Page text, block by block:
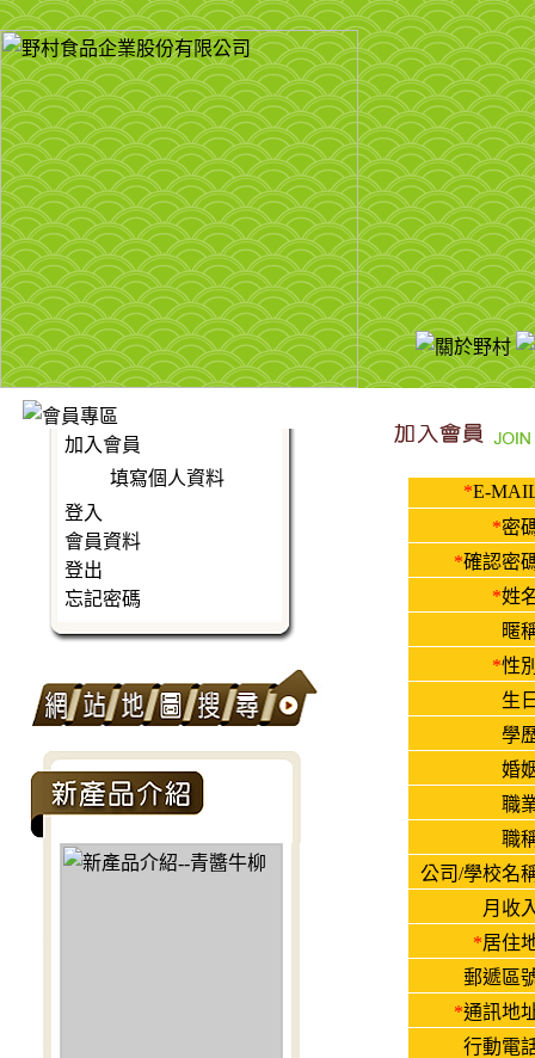
加入會員
填寫個人資料
登入
會員資料
登出
忘記密碼
*E-
*密
*確認密
*姓
暱
*性
生
學
婚
職
職
公司/學校名
月收
*居住
郵遞區
*通訊地
行動電